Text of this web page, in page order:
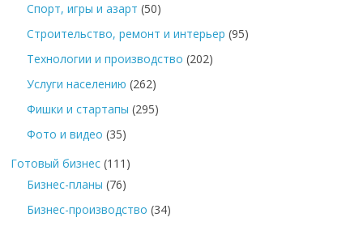
Спорт, игры и азарт (50)
Строительство, ремонт и интерьер (95)
Технологии и производство (202)
Услуги населению (262)
Фишки и стартапы (295)
Фото и видео (35)
Готовый бизнес (111)
Бизнес-планы (76)
Бизнес-производство (34)